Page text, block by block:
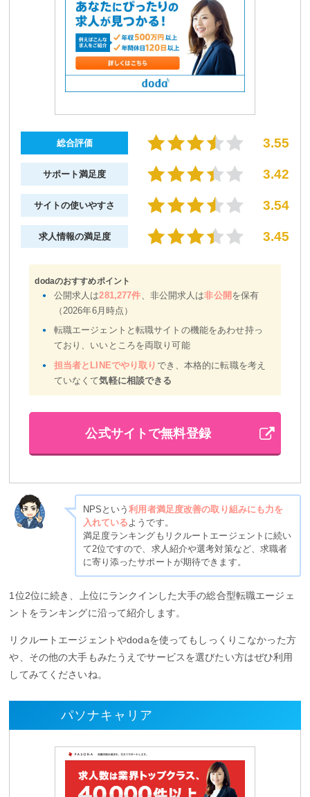
総合評価 3.55
サポート満足度 3.42
サイトの使いやすさ 3.54
求人情報の満足度 3.45
dodaのおすすめポイント
公開求人は281,277件 、非公開求人は非公開 を保有
（2026年6月時点）
転職エージェントと転職サイトの機能をあわせ持っ
ており、いいところを両取り可能
担当者とLINEでやり取り でき、本格的に転職を考え
ていなくて気軽に相談できる
公式サイトで無料登録
NPSという利用者満足度改善の取り組みにも力を
入れている ようです。
満足度ランキングもリクルートエージェントに続い
て2位ですので、求人紹介や選考対策など、求職者
に寄り添ったサポートが期待できます。
1位2位に続き、上位にランクインした大手の総合型転職エージェ
ントをランキングに沿って紹介します。
リクルートエージェントやdodaを使ってもしっくりこなかった方
や、その他の大手もみたうえでサービスを選びたい方はぜひ利用
してみてくださいね。
パソナキャリア